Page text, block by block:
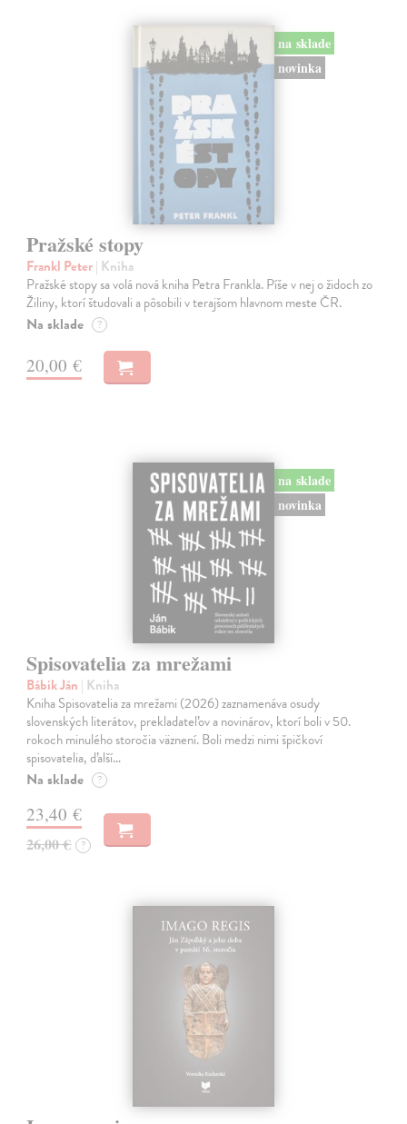
na sklade
novinka
Pražské stopy
Frankl Peter| Kniha
Pražské stopy sa volá nová kniha Petra Frankla. Píše v nej o židoch zo
Žiliny, ktorí študovali a pôsobili v terajšom hlavnom meste ČR.
Na sklade ?
20,00 €
na sklade
novinka
Spisovatelia za mrežami
Bábik Ján | Kniha
Kniha Spisovatelia za mrežami (2026) zaznamenáva osudy
slovenských literátov, prekladateľov a novinárov, ktorí boli v 50.
rokoch minulého storočia väznení. Boli medzi nimi špičkoví
spisovatelia, ďalší…
Na sklade ?
23,40 €
26,00 € ?